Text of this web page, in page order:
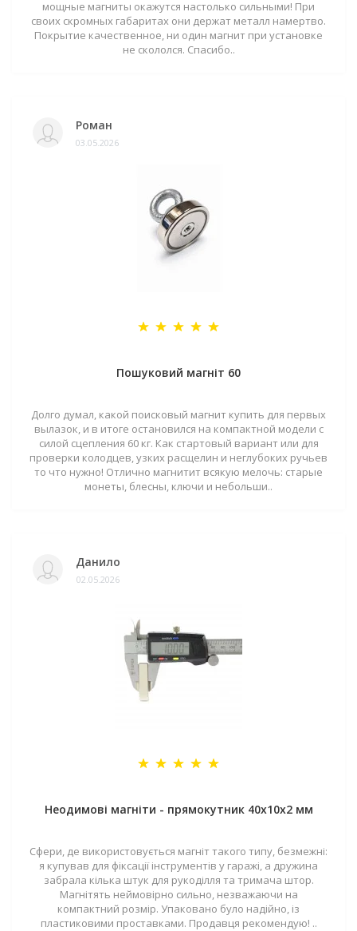
мощные магниты окажутся настолько сильными! При
своих скромных габаритах они держат металл намертво.
Покрытие качественное, ни один магнит при установке
не скололся. Спасибо..
Роман
03.05.2026
Пошуковий магніт 60
Долго думал, какой поисковый магнит купить для первых
вылазок, и в итоге остановился на компактной модели с
силой сцепления 60 кг. Как стартовый вариант или для
проверки колодцев, узких расщелин и неглубоких ручьев
то что нужно! Отлично магнитит всякую мелочь: старые
монеты, блесны, ключи и небольши..
Данило
02.05.2026
Неодимові магніти - прямокутник 40x10x2 мм
Сфери, де використовується магніт такого типу, безмежні:
я купував для фіксації інструментів у гаражі, а дружина
забрала кілька штук для рукоділля та тримача штор.
Магнітять неймовірно сильно, незважаючи на
компактний розмір. Упаковано було надійно, із
пластиковими проставками. Продавця рекомендую! ..